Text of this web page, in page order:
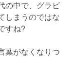
の中で、グラビ
しまうのではな
すね?
葉がなくなりつ